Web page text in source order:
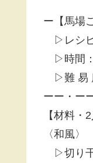
ー【馬場
▷レシピ
▷時間
▷難
ーー・ー
【材料・2
〈和風〉
▷切り干